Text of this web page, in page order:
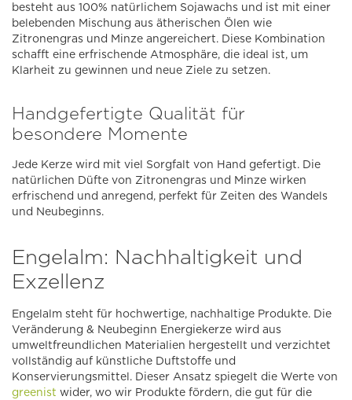
besteht aus 100% natürlichem Sojawachs und ist mit einer
belebenden Mischung aus ätherischen Ölen wie
Zitronengras und Minze angereichert. Diese Kombination
schafft eine erfrischende Atmosphäre, die ideal ist, um
Klarheit zu gewinnen und neue Ziele zu setzen.
Handgefertigte Qualität für
besondere Momente
Jede Kerze wird mit viel Sorgfalt von Hand gefertigt. Die
natürlichen Düfte von Zitronengras und Minze wirken
erfrischend und anregend, perfekt für Zeiten des Wandels
und Neubeginns.
Engelalm: Nachhaltigkeit und
Exzellenz
Engelalm steht für hochwertige, nachhaltige Produkte. Die
Veränderung & Neubeginn Energiekerze wird aus
umweltfreundlichen Materialien hergestellt und verzichtet
vollständig auf künstliche Duftstoffe und
Konservierungsmittel. Dieser Ansatz spiegelt die Werte von
greenist wider, wo wir Produkte fördern, die gut für die